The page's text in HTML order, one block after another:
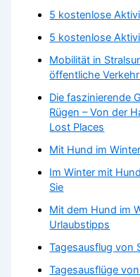
5 kostenlose
5 kostenlose
Mobilität in
öffentliche
Die faszinierende
Rügen – Von der
Lost Places
Mit Hund im
Im Winter mit
Sie
Mit dem Hund im
Urlaubstipps
Tagesausflug von
Tagesausflüge